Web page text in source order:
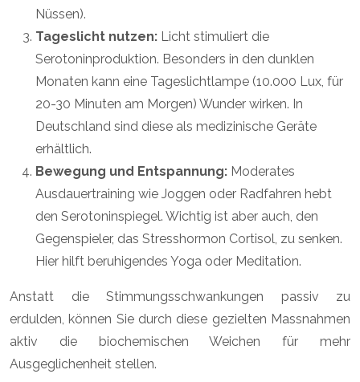
Nüssen).
Tageslicht nutzen: Licht stimuliert die
Serotoninproduktion. Besonders in den dunklen
Monaten kann eine Tageslichtlampe (10.000 Lux, für
20-30 Minuten am Morgen) Wunder wirken. In
Deutschland sind diese als medizinische Geräte
erhältlich.
Bewegung und Entspannung: Moderates
Ausdauertraining wie Joggen oder Radfahren hebt
den Serotoninspiegel. Wichtig ist aber auch, den
Gegenspieler, das Stresshormon Cortisol, zu senken.
Hier hilft beruhigendes Yoga oder Meditation.
Anstatt die Stimmungsschwankungen passiv zu
erdulden, können Sie durch diese gezielten Massnahmen
aktiv die biochemischen Weichen für mehr
Ausgeglichenheit stellen.